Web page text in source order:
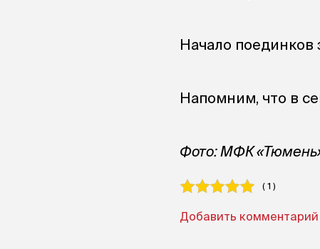
Начало поединков
Напомним, что в
Фото: МФК
( 1 )
Добавить комментарий